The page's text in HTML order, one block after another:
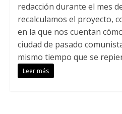
redacción durante el mes
recalculamos el proyecto,
en la que nos cuentan
ciudad de pasado
mismo tiempo que se
Leer más